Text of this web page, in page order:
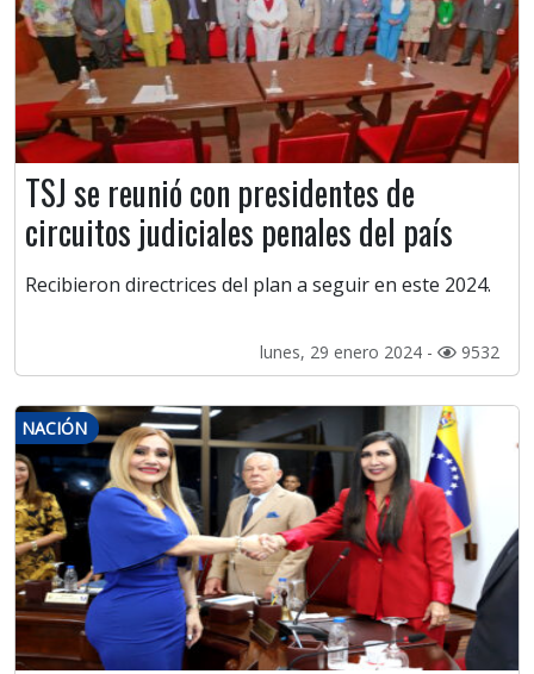
TSJ se reunió con presidentes de
circuitos judiciales penales del país
Recibieron directrices del plan a seguir en este 2024.
lunes, 29 enero 2024 - 9532
NACIÓN